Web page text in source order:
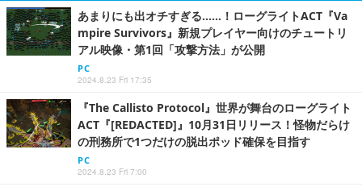
あまりにも出オチすぎる……！ローグライトACT『Va
mpire Survivors』新規プレイヤー向けのチュートリ
アル映像・第1回「攻撃方法」が公開
PC
2024.8.23 Fri 17:35
『The Callisto Protocol』世界が舞台のローグライト
ACT『[REDACTED]』10月31日リリース！怪物だらけ
の刑務所で1つだけの脱出ポッド確保を目指す
PC
2024.8.23 Fri 7:00